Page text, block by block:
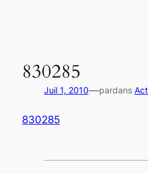
830285
Juil 1, 2010—pardans
830285